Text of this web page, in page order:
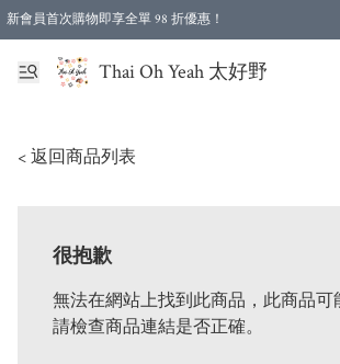
新會員首次購物即享全單 98 折優惠！
特選會員可享全單低至 96 折優惠！
Thai Oh Yeah 太好野
< 返回商品列表
很抱歉
無法在網站上找到此商品，此商品可
請檢查商品連結是否正確。